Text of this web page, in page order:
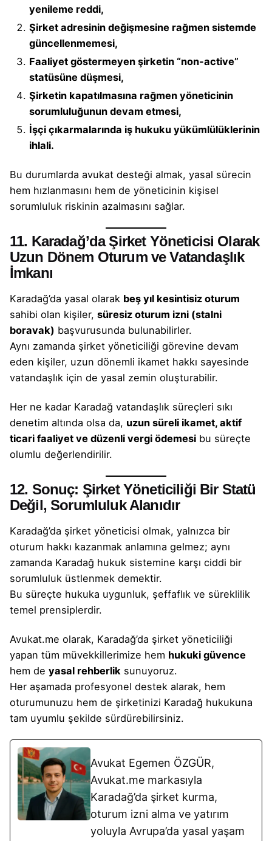
yenileme reddi,
Şirket adresinin değişmesine rağmen sistemde
güncellenmemesi,
Faaliyet göstermeyen şirketin “non-active”
statüsüne düşmesi,
Şirketin kapatılmasına rağmen yöneticinin
sorumluluğunun devam etmesi,
İşçi çıkarmalarında iş hukuku yükümlülüklerinin
ihlali.
Bu durumlarda avukat desteği almak, yasal sürecin
hem hızlanmasını hem de yöneticinin kişisel
sorumluluk riskinin azalmasını sağlar.
11. Karadağ’da Şirket Yöneticisi Olarak
Uzun Dönem Oturum ve Vatandaşlık
İmkanı
Karadağ’da yasal olarak beş yıl kesintisiz oturum
sahibi olan kişiler, süresiz oturum izni (stalni
boravak) başvurusunda bulunabilirler.
Aynı zamanda şirket yöneticiliği görevine devam
eden kişiler, uzun dönemli ikamet hakkı sayesinde
vatandaşlık için de yasal zemin oluşturabilir.
Her ne kadar Karadağ vatandaşlık süreçleri sıkı
denetim altında olsa da, uzun süreli ikamet, aktif
ticari faaliyet ve düzenli vergi ödemesi bu süreçte
olumlu değerlendirilir.
12. Sonuç: Şirket Yöneticiliği Bir Statü
Değil, Sorumluluk Alanıdır
Karadağ’da şirket yöneticisi olmak, yalnızca bir
oturum hakkı kazanmak anlamına gelmez; aynı
zamanda Karadağ hukuk sistemine karşı ciddi bir
sorumluluk üstlenmek demektir.
Bu süreçte hukuka uygunluk, şeffaflık ve süreklilik
temel prensiplerdir.
Avukat.me olarak, Karadağ’da şirket yöneticiliği
yapan tüm müvekkillerimize hem hukuki güvence
hem de yasal rehberlik sunuyoruz.
Her aşamada profesyonel destek alarak, hem
oturumunuzu hem de şirketinizi Karadağ hukukuna
tam uyumlu şekilde sürdürebilirsiniz.
Avukat Egemen ÖZGÜR,
Avukat.me markasıyla
Karadağ’da şirket kurma,
oturum izni alma ve yatırım
yoluyla Avrupa’da yasal yaşam